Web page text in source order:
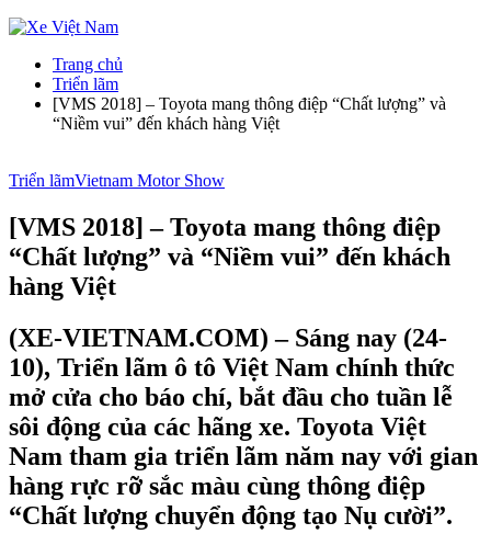
Trang chủ
Triển lãm
[VMS 2018] – Toyota mang thông điệp “Chất lượng” và
“Niềm vui” đến khách hàng Việt
Triển lãmVietnam Motor Show
[VMS 2018] – Toyota mang thông điệp
“Chất lượng” và “Niềm vui” đến khách
hàng Việt
(XE-VIETNAM.COM) – Sáng nay (24-
10), Triển lãm ô tô Việt Nam chính thức
mở cửa cho báo chí, bắt đầu cho tuần lễ
sôi động của các hãng xe. Toyota Việt
Nam tham gia triển lãm năm nay với gian
hàng rực rỡ sắc màu cùng thông điệp
“Chất lượng chuyển động tạo Nụ cười”.